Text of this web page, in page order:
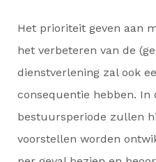
Het prioriteit geven aan
het verbeteren van de
dienstverlening zal ook
consequentie hebben. In
bestuursperiode zullen
voorstellen worden